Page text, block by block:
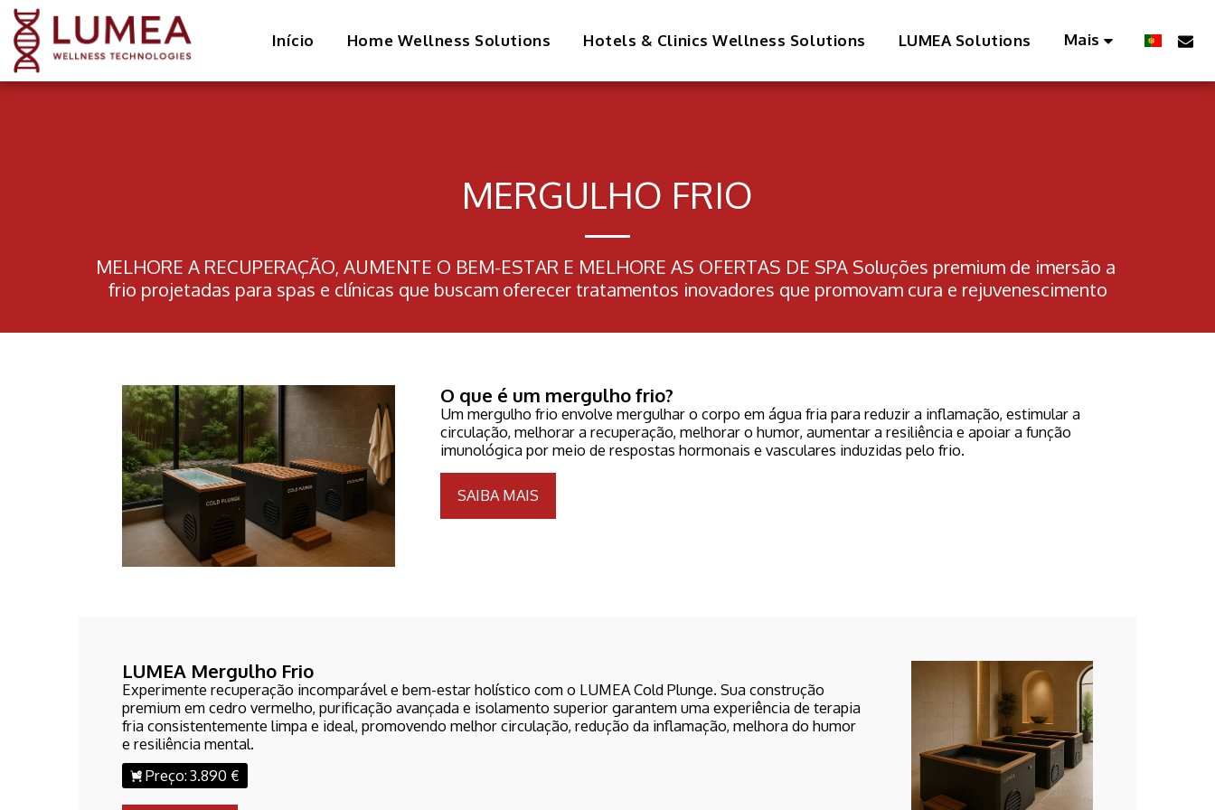
Início Home Wellness Solutions Hotels & Clinics Wellness Solutions LUMEA Solutions Mais
MERGULHO FRIO
MELHORE A RECUPERAÇÃO, AUMENTE O BEM-ESTAR E MELHORE AS OFERTAS DE SPA Soluções premium de imersão a
frio projetadas para spas e clínicas que buscam oferecer tratamentos inovadores que promovam cura e rejuvenescimento
O que é um mergulho frio?
Um mergulho frio envolve mergulhar o corpo em água fria para reduzir a inflamação, estimular a
circulação, melhorar a recuperação, melhorar o humor, aumentar a resiliência e apoiar a função
imunológica por meio de respostas hormonais e vasculares induzidas pelo frio.
SAIBA MAIS
LUMEA Mergulho Frio
Experimente recuperação incomparável e bem-estar holístico com o LUMEA Cold Plunge. Sua construção
premium em cedro vermelho, purificação avançada e isolamento superior garantem uma experiência de terapia
fria consistentemente limpa e ideal, promovendo melhor circulação, redução da inflamação, melhora do humor
e resiliência mental.
Preço:3.890 €